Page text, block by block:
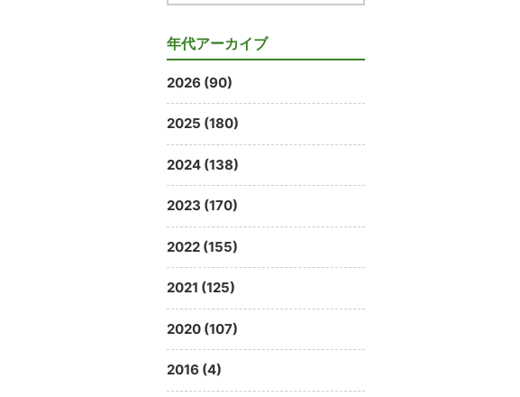
年代アーカイブ
2026 (90)
2025 (180)
2024 (138)
2023 (170)
2022 (155)
2021 (125)
2020 (107)
2016 (4)